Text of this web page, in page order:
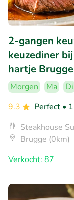
2-gangen
keuzediner
hartje Brugge
Morgen Ma Di
9.3
Perfect •
Steakhouse
Brugge (0km)
Verkocht: 87